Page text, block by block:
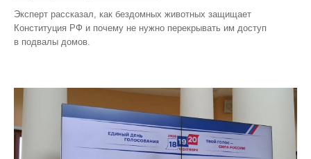
Эксперт рассказал, как бездомных животных защищает
Конституция РФ и почему не нужно перекрывать им доступ
в подвалы домов.